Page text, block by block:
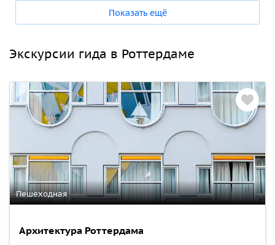
Показать ещё
Экскурсии гида в Роттердаме
Пешеходная
Архитектура Роттердама